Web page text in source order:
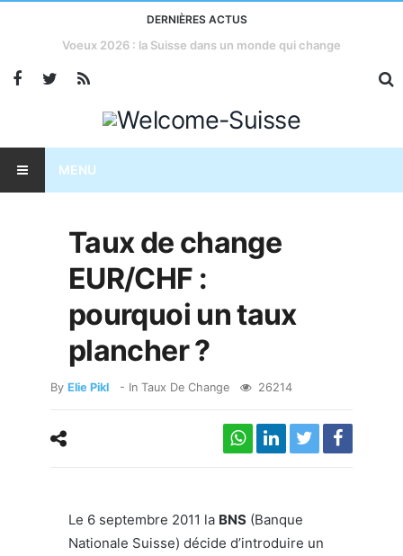
DERNIÈRES ACTUS
Taxes américaines : l’économie suisse menacée?
MENU
Taux de change
EUR/CHF :
pourquoi un taux
plancher ?
By Elie Pikl - In Taux De Change 26214
Le 6 septembre 2011 la BNS (Banque
Nationale Suisse) décide d’introduire un